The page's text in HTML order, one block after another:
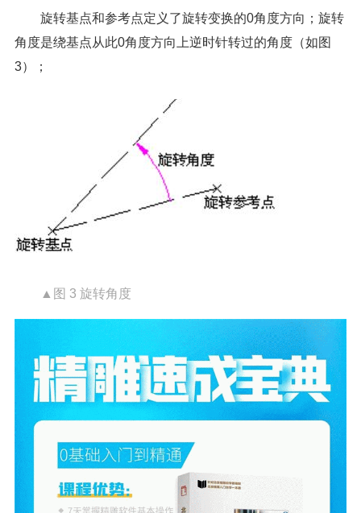
旋转基点和参考点定义了旋转变换的0角度方向；旋转
角度是绕基点从此0角度方向上逆时针转过的角度（如图
3）；
▲图 3 旋转角度